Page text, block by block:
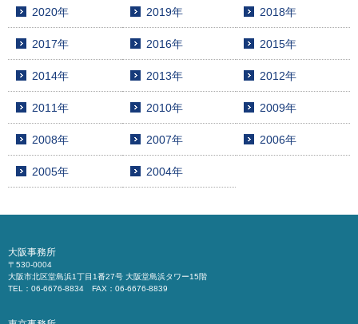
2020年 2019年 2018年
2017年 2016年 2015年
2014年 2013年 2012年
2011年 2010年 2009年
2008年 2007年 2006年
2005年 2004年
大阪事務所
〒530-0004
大阪市北区堂島浜1丁目1番27号 大阪堂島浜タワー15階
TEL：06-6676-8834 FAX：06-6676-8839